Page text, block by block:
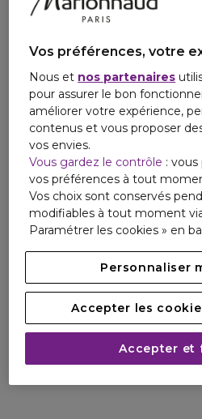
Mouiller la chevelure. Répartir le
Rincer et renouveler l'opération
Pour adultes seulement
Vos préférences, votre
Nous et nos partenaires
pour assurer le bon
améliorer votre expérience,
contenus et vous proposer
vos envies.
Vous gardez le contrôle :
vos préférences à tout
Vos choix sont conservés
modifiables à tout moment
Paramétrer les cookies » en
Personnaliser
Accepter les
Accepter et